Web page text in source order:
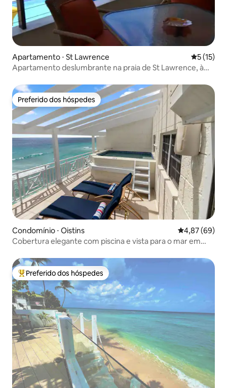
Apartamento ⋅ St Lawrence 5 de uma
5 (15)
Apartamento deslumbrante na praia de St Lawrence, à
Preferido dos hóspedes
Preferido dos hóspedes
Condomínio ⋅ Oistins 4,87 de uma
4,87 (69)
Cobertura elegante com piscina e vista para o mar em
Entre os melhores preferidos dos hóspedes
Preferido dos hóspedes